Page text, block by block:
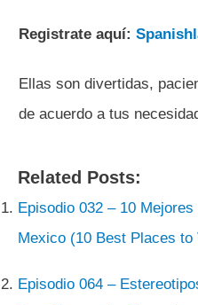
Registrate aquí:
Ellas son divertidas,
de acuerdo a tus
Related Posts:
Episodio 032 – 10
Mexico (10 Best Places
Episodio 064 –